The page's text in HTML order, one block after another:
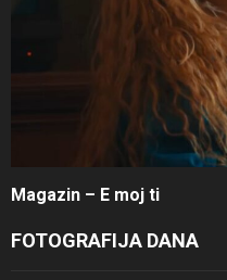
Magazin – E moj ti
FOTOGRAFIJA DANA